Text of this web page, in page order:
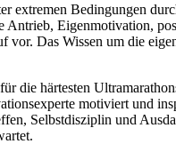
Bedingungen
Eigenmotivation,
vor. Das Wissen um die
die härtesten
motiviert und
Selbstdisziplin und